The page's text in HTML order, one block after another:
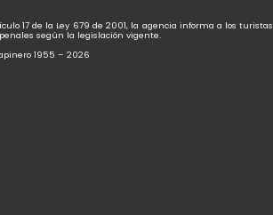
17 de la Ley 679 de 2001, la agencia informa a los
según la legislación vigente.
1955 – 2026